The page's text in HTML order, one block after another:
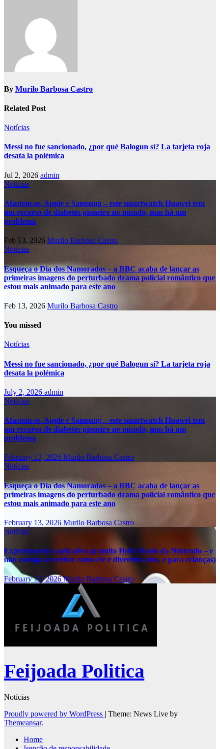
By Murilo Barbosa Castro
Related Post
Notícias
Messi no fue sancionado, ¿por qué Balogun sí? La tarjeta roja
desata la polémica
Jul 2, 2026 admin
Notícias
Afastem-se, Apple e Samsung – este smartwatch Huawei tem
um recurso de diabetes pioneiro no mundo, mas há um
problema
Feb 13, 2026 Murilo Barbosa Castro
Notícias
Esqueça o Dia dos Namorados – a BBC acaba de lançar as
primeiras imagens do perturbado drama policial romântico que
estou mais animado para este ano
Feb 13, 2026 Murilo Barbosa Castro
You missed
Notícias
Messi no fue sancionado, ¿por qué Balogun sí? La tarjeta roja
desata la polémica
July 2, 2026 admin
Notícias
Afastem-se, Apple e Samsung – este smartwatch Huawei tem
um recurso de diabetes pioneiro no mundo, mas há um
problema
February 13, 2026 Murilo Barbosa Castro
Notícias
Esqueça o Dia dos Namorados – a BBC acaba de lançar as
primeiras imagens do perturbado drama policial romântico que
estou mais animado para este ano
February 13, 2026 Murilo Barbosa Castro
Notícias
Experimentei o aplicativo gratuito Hello Mario da Nintendo – e
não consigo acreditar como ele é divertido (sim, é para crianças)
February 13, 2026Murilo Barbosa Castro
Feijoada Politica
Notícias
Proudly powered by WordPress | Theme: News Live by
Themeansar.
Home